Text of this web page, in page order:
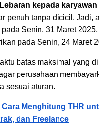
Lebaran kepada
penuh tanpa dicicil. Jadi,
pada Senin, 31 Maret
pada Senin, 24 Maret
batas maksimal yang
perusahaan
sesuai aturan.
Cara Menghitung THR
dan Freelance